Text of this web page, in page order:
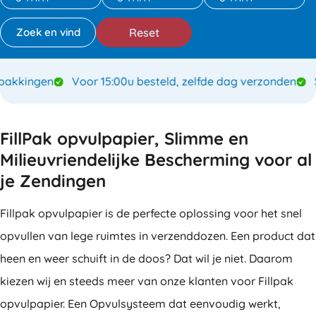
Reset
Voor 15:00u besteld, zelfde dag verzonden
FillPak opvulpapier, Slimme en
Milieuvriendelijke Bescherming voor al
je Zendingen
Fillpak opvulpapier is de perfecte oplossing voor het snel
opvullen van lege ruimtes in verzenddozen. Een product dat
heen en weer schuift in de doos? Dat wil je niet. Daarom
kiezen wij en steeds meer van onze klanten voor Fillpak
opvulpapier. Een Opvulsysteem dat eenvoudig werkt,